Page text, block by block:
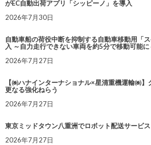
がEC自動出荷アプリ「シッピーノ」を導入
2026年7月30日
自動車船の荷役中断を抑制する自動車移動用「
入 ～自力走行できない車両を約5分で移動可能に
2026年7月27日
【㈱ハナインターナショナル×星清重機運輸㈱
更なる強化ねらう
2026年7月27日
東京ミッドタウン八重洲でロボット配送サービ
2026年7月27日